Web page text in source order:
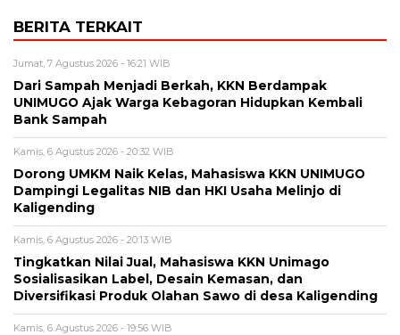
BERITA TERKAIT
Jumat, 7 Agustus 2026 - 16:21 WIB
Dari Sampah Menjadi Berkah, KKN Berdampak
UNIMUGO Ajak Warga Kebagoran Hidupkan Kembali
Bank Sampah
Kamis, 6 Agustus 2026 - 20:32 WIB
Dorong UMKM Naik Kelas, Mahasiswa KKN UNIMUGO
Dampingi Legalitas NIB dan HKI Usaha Melinjo di
Kaligending
Kamis, 6 Agustus 2026 - 20:13 WIB
Tingkatkan Nilai Jual, Mahasiswa KKN Unimago
Sosialisasikan Label, Desain Kemasan, dan
Diversifikasi Produk Olahan Sawo di desa Kaligending
Kamis, 6 Agustus 2026 - 19:56 WIB